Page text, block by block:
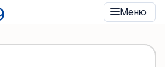
Меню